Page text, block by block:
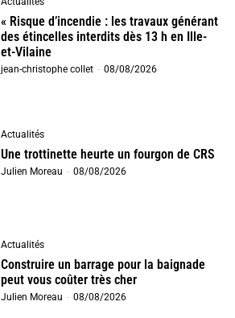
« Risque d’incendie : les travaux générant
des étincelles interdits dès 13 h en Ille-
et-Vilaine
jean-christophe collet - 08/08/2026
Actualités
Une trottinette heurte un fourgon de CRS
Julien Moreau - 08/08/2026
Actualités
Construire un barrage pour la baignade
peut vous coûter très cher
Julien Moreau - 08/08/2026